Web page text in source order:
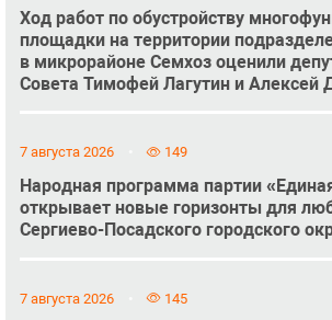
Ход работ по обустройству
площадки на территории
в микрорайоне Семхоз оценили
Совета Тимофей Лагутин и Алексей
7 августа 2026 149
Народная программа партии
открывает новые горизонты для
Сергиево-Посадского городского
7 августа 2026 145